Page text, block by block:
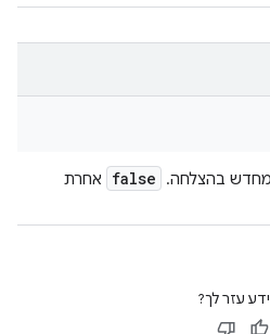
מחדש בהצלחה. false אחרת
עזר לך?